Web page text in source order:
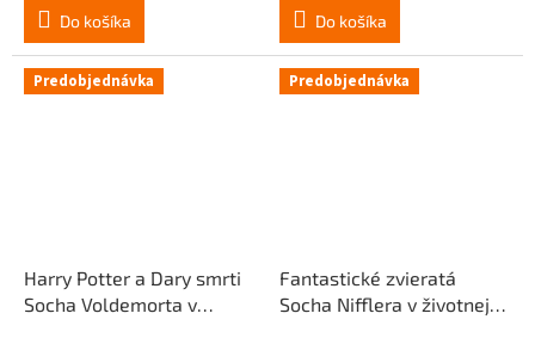
Do košíka Do košíka
Predobjednávka
Harry Potter a Dary smrti
Socha Voldemorta v
Predobjednávka
Fantastické zvieratá
Socha Nifflera v životnej